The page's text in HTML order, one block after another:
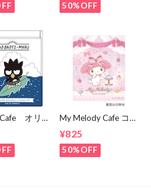
50%OFF
オリジ
ラー
My Melody Cafe コ
¥825
50%OFF